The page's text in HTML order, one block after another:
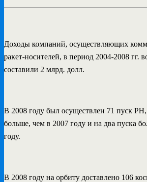
Доходы компаний, осуществляющих
ракет-носителей, в период 2004-2008 гг.
составили 2 млрд. долл.
В 2008 году был осуществлен 71 пуск
больше, чем в 2007 году и на два пуска
году.
В 2008 году на орбиту доставлено 106